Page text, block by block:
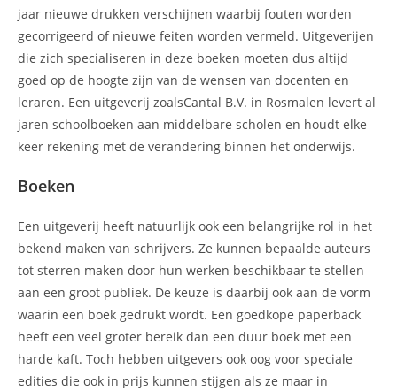
jaar nieuwe drukken verschijnen waarbij fouten worden
gecorrigeerd of nieuwe feiten worden vermeld. Uitgeverijen
die zich specialiseren in deze boeken moeten dus altijd
goed op de hoogte zijn van de wensen van docenten en
leraren. Een uitgeverij zoalsCantal B.V. in Rosmalen levert al
jaren schoolboeken aan middelbare scholen en houdt elke
keer rekening met de verandering binnen het onderwijs.
Boeken
Een uitgeverij heeft natuurlijk ook een belangrijke rol in het
bekend maken van schrijvers. Ze kunnen bepaalde auteurs
tot sterren maken door hun werken beschikbaar te stellen
aan een groot publiek. De keuze is daarbij ook aan de vorm
waarin een boek gedrukt wordt. Een goedkope paperback
heeft een veel groter bereik dan een duur boek met een
harde kaft. Toch hebben uitgevers ook oog voor speciale
edities die ook in prijs kunnen stijgen als ze maar in